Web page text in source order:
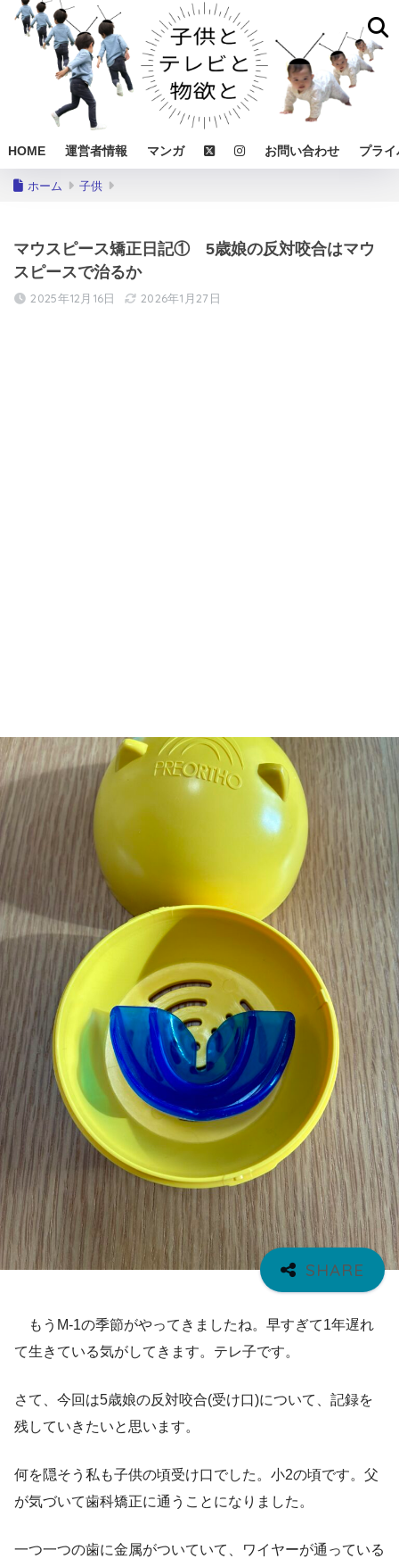
HOME 運営者情報 マンガ お問い合わせ プラ
ホーム 子供
マウスピース矯正日記① 5歳娘の反対咬合はマウ
スピースで治るか
2025年12月16日 2026年1月27日
もうM-1の季節がやってきましたね。早すぎて1年遅れ
て生きている気がしてきます。テレ子です。
さて、今回は5歳娘の反対咬合(受け口)について、記録を
残していきたいと思います。
何を隠そう私も子供の頃受け口でした。小2の頃です。父
が気づいて歯科矯正に通うことになりました。
一つ一つの歯に金属がついていて、ワイヤーが通っている